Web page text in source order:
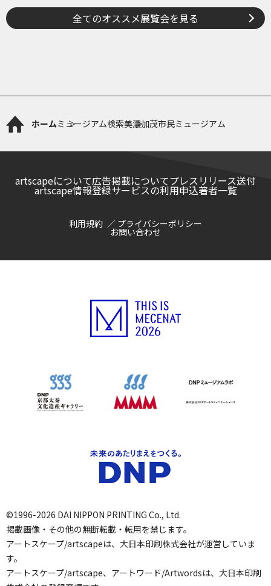
全てのオススメ展覧会を見る
ホームミュージアム検索美濃加茂市民ミュージアム
artscapeについて広告掲載についてプレスリリース送付
artscape情報登録サービスの利用申込著者一覧
利用規約 プライバシーポリシー
お問い合わせ
©1996-2026 DAI NIPPON PRINTING Co., Ltd.
掲載画像・その他の無断転載・転用を禁じます。
アートスケープ/artscapeは、大日本印刷株式会社が運営していま
す。
アートスケープ/artscape、アートワード/Artwordsは、大日本印刷